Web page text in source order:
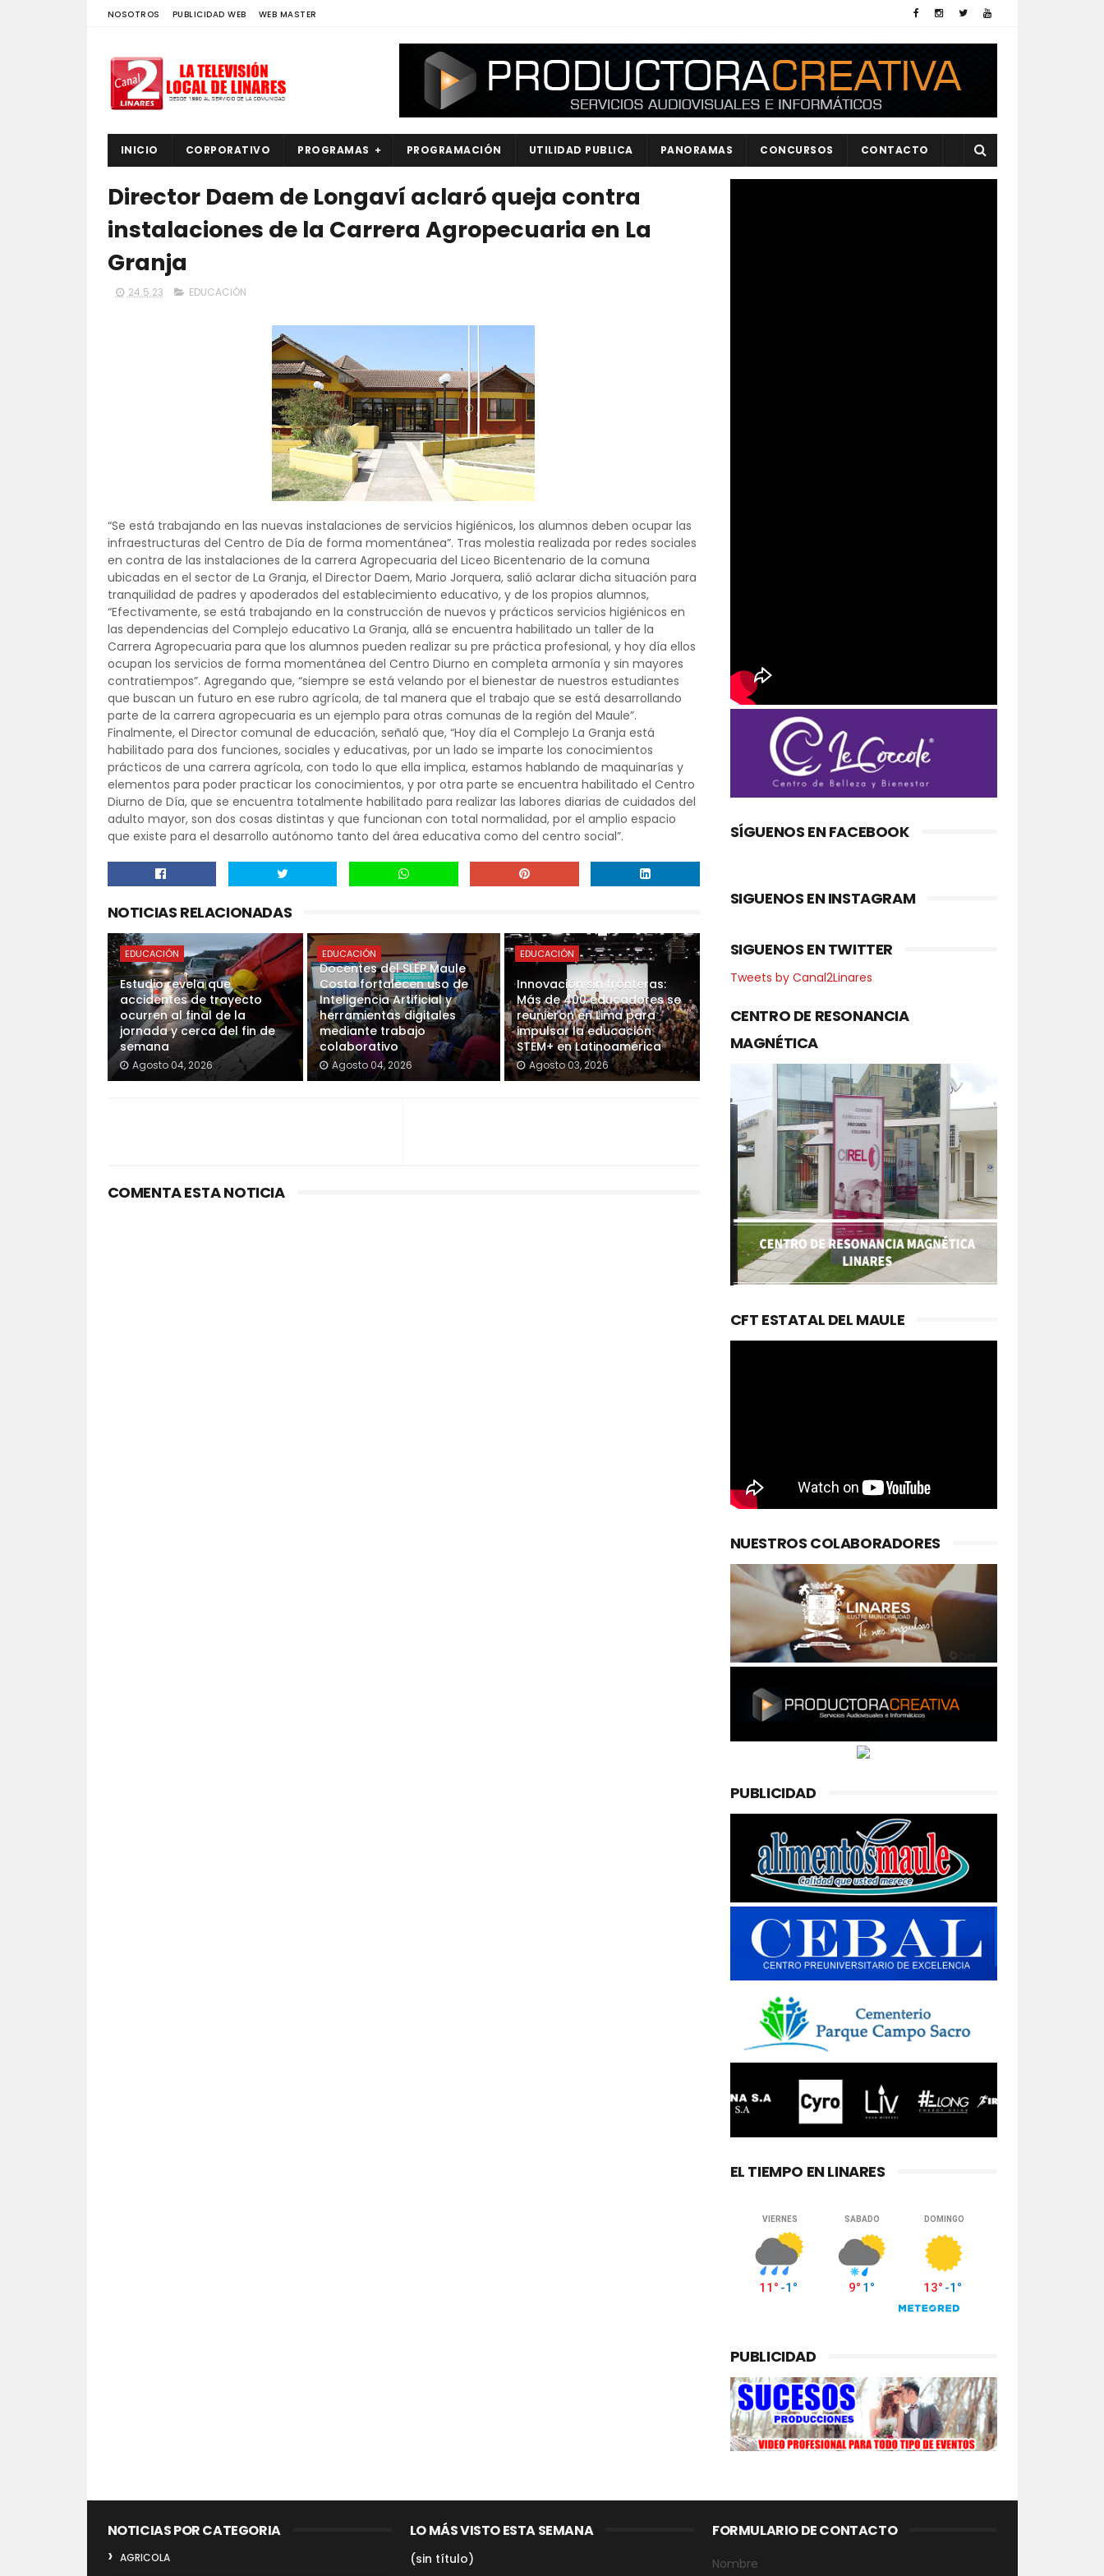
NOSOTROS PUBLICIDAD WEB WEB MASTER
INICIO CORPORATIVO PROGRAMAS PROGRAMACIÓN UTILIDAD PUBLICA PANORAMAS CONCURSOS CONTACTO
Director Daem de Longaví aclaró queja contra
instalaciones de la Carrera Agropecuaria en La
Granja
24.5.23 EDUCACIÓN
“Se está trabajando en las nuevas instalaciones de servicios higiénicos, los alumnos deben ocupar las
infraestructuras del Centro de Día de forma momentánea”. Tras molestia realizada por redes sociales
en contra de las instalaciones de la carrera Agropecuaria del Liceo Bicentenario de la comuna
ubicadas en el sector de La Granja, el Director Daem, Mario Jorquera, salió aclarar dicha situación para
tranquilidad de padres y apoderados del establecimiento educativo, y de los propios alumnos,
“Efectivamente, se está trabajando en la construcción de nuevos y prácticos servicios higiénicos en
las dependencias del Complejo educativo La Granja, allá se encuentra habilitado un taller de la
Carrera Agropecuaria para que los alumnos pueden realizar su pre práctica profesional, y hoy día ellos
ocupan los servicios de forma momentánea del Centro Diurno en completa armonía y sin mayores
contratiempos”. Agregando que, “siempre se está velando por el bienestar de nuestros estudiantes
que buscan un futuro en ese rubro agrícola, de tal manera que el trabajo que se está desarrollando
parte de la carrera agropecuaria es un ejemplo para otras comunas de la región del Maule”.
Finalmente, el Director comunal de educación, señaló que, “Hoy día el Complejo La Granja está
habilitado para dos funciones, sociales y educativas, por un lado se imparte los conocimientos
prácticos de una carrera agrícola, con todo lo que ella implica, estamos hablando de maquinarías y
elementos para poder practicar los conocimientos, y por otra parte se encuentra habilitado el Centro
Diurno de Día, que se encuentra totalmente habilitado para realizar las labores diarias de cuidados del
adulto mayor, son dos cosas distintas y que funcionan con total normalidad, por el amplio espacio
que existe para el desarrollo autónomo tanto del área educativa como del centro social”.
NOTICIAS RELACIONADAS
EDUCACIÓN
Estudio revela que
accidentes de trayecto
ocurren al final de la
jornada y cerca del fin de
semana
Agosto 04, 2026
EDUCACIÓN
Docentes del SLEP Maule
Costa fortalecen uso de
Inteligencia Artificial y
herramientas digitales
mediante trabajo
colaborativo
Agosto 04, 2026
EDUCACIÓN
Innovación sin fronteras:
Más de 400 educadores se
reunieron en Lima para
impulsar la educación
STEM+ en Latinoamérica
Agosto 03, 2026
COMENTA ESTA NOTICIA
SÍGUENOS EN FACEBOOK
SIGUENOS EN INSTAGRAM
SIGUENOS EN TWITTER
Tweets by Canal2Linares
CENTRO DE RESONANCIA
MAGNÉTICA
CFT ESTATAL DEL MAULE
NUESTROS COLABORADORES
PUBLICIDAD
EL TIEMPO EN LINARES
PUBLICIDAD
NOTICIAS POR CATEGORIA
AGRICOLA
LO MÁS VISTO ESTA SEMANA
(sin título)
FORMULARIO DE CONTACTO
Nombre